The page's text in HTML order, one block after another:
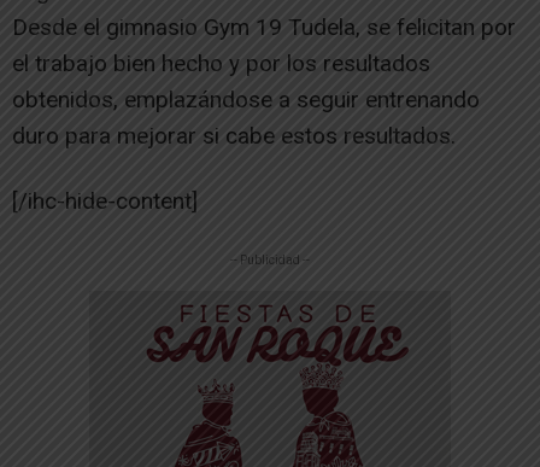
Desde el gimnasio Gym 19 Tudela, se felicitan por
el trabajo bien hecho y por los resultados
obtenidos, emplazándose a seguir entrenando
duro para mejorar si cabe estos resultados.
[/ihc-hide-content]
-- Publicidad --